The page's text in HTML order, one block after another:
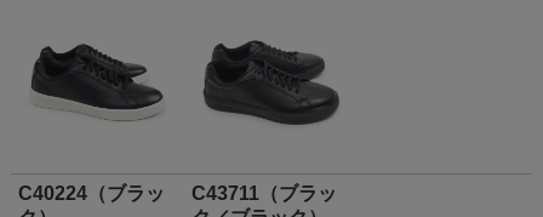
C40224（ブラッ
C43711（ブラッ